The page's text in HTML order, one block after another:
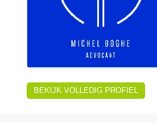
BEKIJK VOLLEDIG PROFIEL